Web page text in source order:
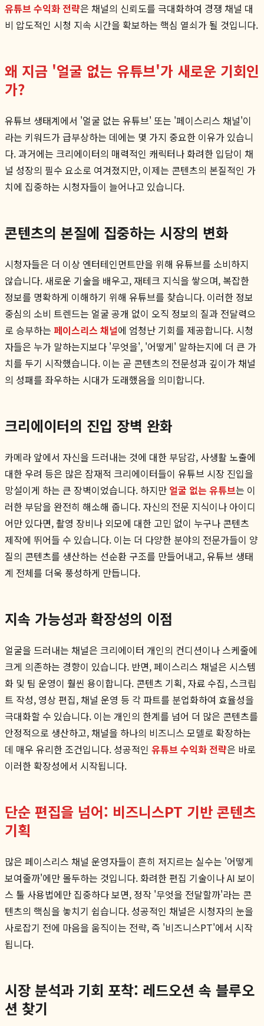
유튜브 수익화 전략은 채널의 신뢰도를 극대화하여 경쟁 채널 대
비 압도적인 시청 지속 시간을 확보하는 핵심 열쇠가 될 것입니다.
왜 지금 '얼굴 없는 유튜브'가 새로운 기회인
가?
유튜브 생태계에서 '얼굴 없는 유튜브' 또는 '페이스리스 채널'이
라는 키워드가 급부상하는 데에는 몇 가지 중요한 이유가 있습니
다. 과거에는 크리에이터의 매력적인 캐릭터나 화려한 입담이 채
널 성장의 필수 요소로 여겨졌지만, 이제는 콘텐츠의 본질적인 가
치에 집중하는 시청자들이 늘어나고 있습니다.
콘텐츠의 본질에 집중하는 시장의 변화
시청자들은 더 이상 엔터테인먼트만을 위해 유튜브를 소비하지
않습니다. 새로운 기술을 배우고, 재테크 지식을 쌓으며, 복잡한
정보를 명확하게 이해하기 위해 유튜브를 찾습니다. 이러한 정보
중심의 소비 트렌드는 얼굴 공개 없이 오직 정보의 질과 전달력으
로 승부하는 페이스리스 채널에 엄청난 기회를 제공합니다. 시청
자들은 누가 말하는지보다 '무엇을', '어떻게' 말하는지에 더 큰 가
치를 두기 시작했습니다. 이는 곧 콘텐츠의 전문성과 깊이가 채널
의 성패를 좌우하는 시대가 도래했음을 의미합니다.
크리에이터의 진입 장벽 완화
카메라 앞에서 자신을 드러내는 것에 대한 부담감, 사생활 노출에
대한 우려 등은 많은 잠재적 크리에이터들이 유튜브 시장 진입을
망설이게 하는 큰 장벽이었습니다. 하지만 얼굴 없는 유튜브는 이
러한 부담을 완전히 해소해 줍니다. 자신의 전문 지식이나 아이디
어만 있다면, 촬영 장비나 외모에 대한 고민 없이 누구나 콘텐츠
제작에 뛰어들 수 있습니다. 이는 더 다양한 분야의 전문가들이 양
질의 콘텐츠를 생산하는 선순환 구조를 만들어내고, 유튜브 생태
계 전체를 더욱 풍성하게 만듭니다.
지속 가능성과 확장성의 이점
얼굴을 드러내는 채널은 크리에이터 개인의 컨디션이나 스케줄에
크게 의존하는 경향이 있습니다. 반면, 페이스리스 채널은 시스템
화 및 팀 운영이 훨씬 용이합니다. 콘텐츠 기획, 자료 수집, 스크립
트 작성, 영상 편집, 채널 운영 등 각 파트를 분업화하여 효율성을
극대화할 수 있습니다. 이는 개인의 한계를 넘어 더 많은 콘텐츠를
안정적으로 생산하고, 채널을 하나의 비즈니스 모델로 확장하는
데 매우 유리한 조건입니다. 성공적인 유튜브 수익화 전략은 바로
이러한 확장성에서 시작됩니다.
단순 편집을 넘어: 비즈니스PT 기반 콘텐츠
기획
많은 페이스리스 채널 운영자들이 흔히 저지르는 실수는 '어떻게
보여줄까'에만 몰두하는 것입니다. 화려한 편집 기술이나 AI 보이
스 툴 사용법에만 집중하다 보면, 정작 '무엇을 전달할까'라는 콘
텐츠의 핵심을 놓치기 쉽습니다. 성공적인 채널은 시청자의 눈을
사로잡기 전에 마음을 움직이는 전략, 즉 '비즈니스PT'에서 시작
됩니다.
시장 분석과 기회 포착: 레드오션 속 블루오
션 찾기